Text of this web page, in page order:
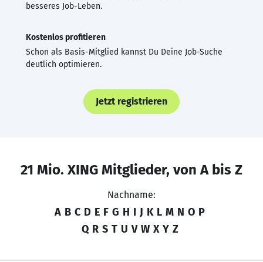
besseres Job-Leben.
Kostenlos profitieren
Schon als Basis-Mitglied kannst Du Deine Job-Suche
deutlich optimieren.
Jetzt registrieren
21 Mio. XING Mitglieder, von A bis Z
Nachname:
A B C D E F G H I J K L M N O P
Q R S T U V W X Y Z